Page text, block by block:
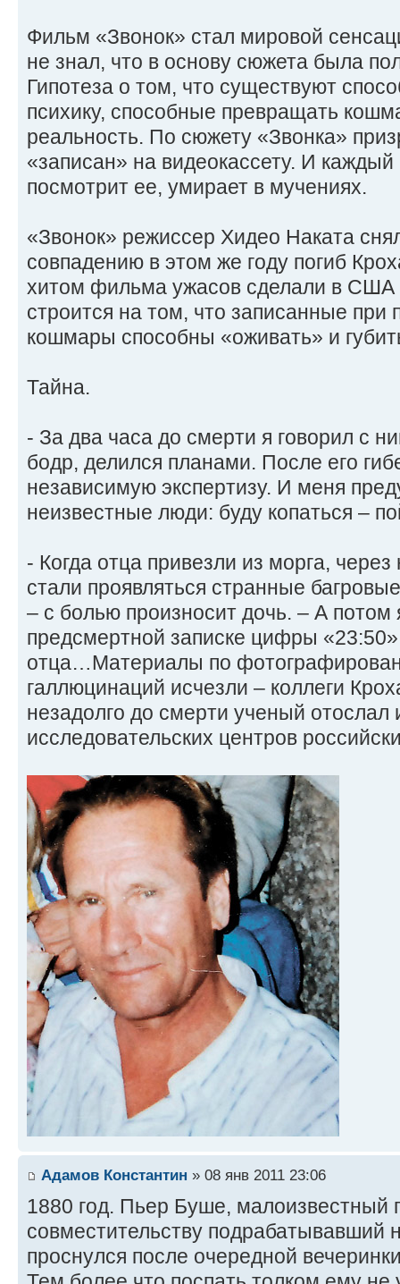
Фильм «Звонок» стал мировой
не знал, что в основу сюжета была
Гипотеза о том, что существуют
психику, способные превращать
реальность. По сюжету «Звонка»
«записан» на видеокассету. И
посмотрит ее, умирает в мучениях.
«Звонок» режиссер Хидео Наката
совпадению в этом же году погиб
хитом фильма ужасов сделали в США
строится на том, что записанные
кошмары способны «оживать» и
Тайна.
- За два часа до смерти я говорил с
бодр, делился планами. После его
независимую экспертизу. И меня
неизвестные люди: буду копаться –
- Когда отца привезли из морга,
стали проявляться странные
– с болью произносит дочь. – А потом
предсмертной записке цифры
отца…Материалы по
галлюцинаций исчезли – коллеги
незадолго до смерти ученый отослал
исследовательских центров
Адамов Константин » 08 янв 2011 23:06
1880 год. Пьер Буше, малоизвестный
совместительству
проснулся после очередной